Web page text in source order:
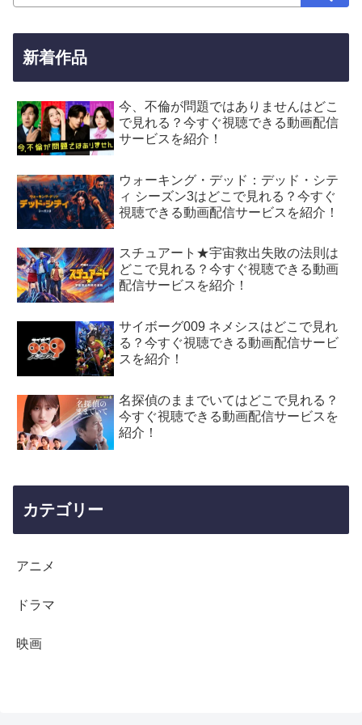
新着作品
今、不倫が問題ではありませんはどこ
で見れる？今すぐ視聴できる動画配信
サービスを紹介！
ウォーキング・デッド：デッド・シテ
ィ シーズン3はどこで見れる？今すぐ
視聴できる動画配信サービスを紹介！
スチュアート★宇宙救出失敗の法則は
どこで見れる？今すぐ視聴できる動画
配信サービスを紹介！
サイボーグ009 ネメシスはどこで見れ
る？今すぐ視聴できる動画配信サービ
スを紹介！
名探偵のままでいてはどこで見れる？
今すぐ視聴できる動画配信サービスを
紹介！
カテゴリー
アニメ
ドラマ
映画